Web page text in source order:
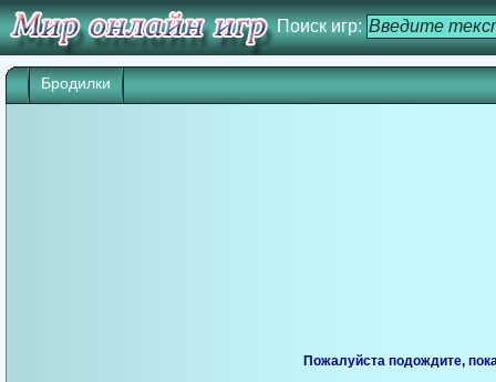
Поиск игр:
Бродилки
Пожалуйста подождите,